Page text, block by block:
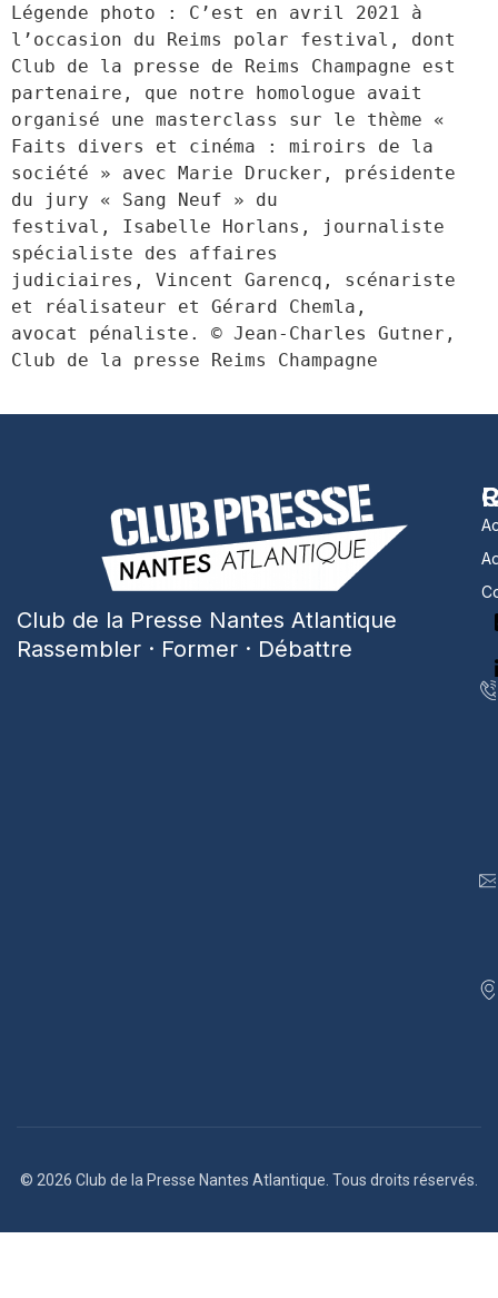
Légende photo : C’est en avril 2021 à
l’occasion du Reims polar festival, dont
Club de la presse de Reims Champagne est
partenaire, que notre homologue avait
organisé une masterclass sur le thème «
Faits divers et cinéma : miroirs de la
société » avec Marie Drucker, présidente
du jury « Sang Neuf » du
festival, Isabelle Horlans, journaliste
spécialiste des affaires
judiciaires, Vincent Garencq, scénariste
et réalisateur et Gérard Chemla,
avocat pénaliste. © Jean-Charles Gutner,
Club de la presse Reims Champagne
Club de la Presse Nantes Atlantique
Rassembler · Former · Débattre
© 2026 Club de la Presse Nantes Atlantique. Tous droits réservés.